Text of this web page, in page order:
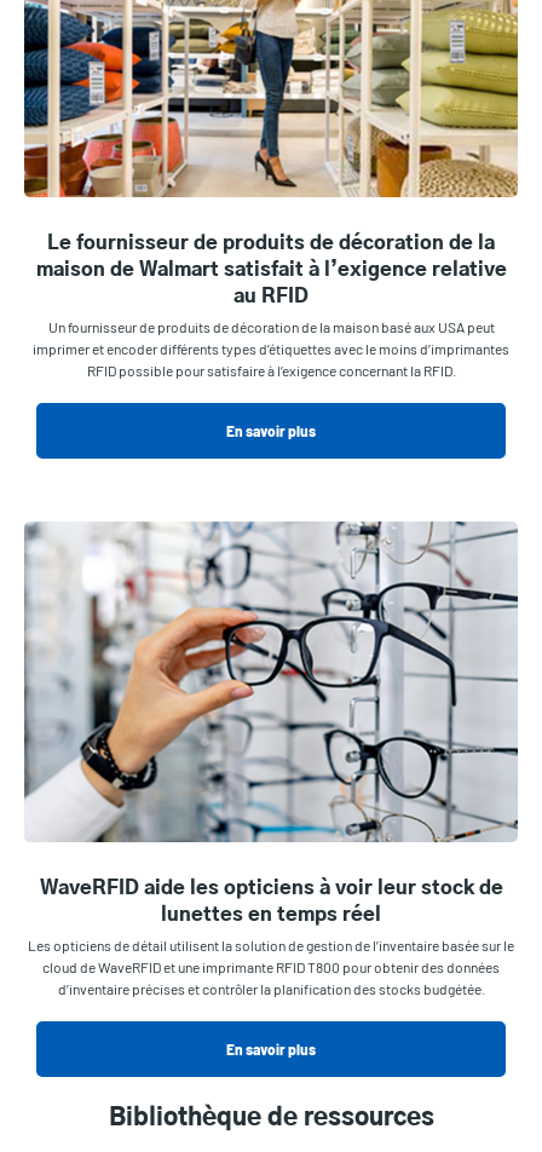
Le fournisseur de produits de décoration de la
maison de Walmart satisfait à l’exigence relative
au RFID
Un fournisseur de produits de décoration de la maison basé aux USA peut
imprimer et encoder différents types d’étiquettes avec le moins d’imprimantes
RFID possible pour satisfaire à l’exigence concernant la RFID.
En savoir plus
WaveRFID aide les opticiens à voir leur stock de
lunettes en temps réel
Les opticiens de détail utilisent la solution de gestion de l’inventaire basée sur le
cloud de WaveRFID et une imprimante RFID T800 pour obtenir des données
d’inventaire précises et contrôler la planification des stocks budgétée.
En savoir plus
Bibliothèque de ressources